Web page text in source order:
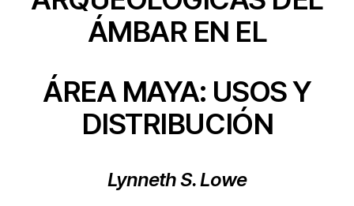
ÁMBAR EN EL
ÁREA MAYA: USOS Y
DISTRIBUCIÓN
Lynneth S. Lowe